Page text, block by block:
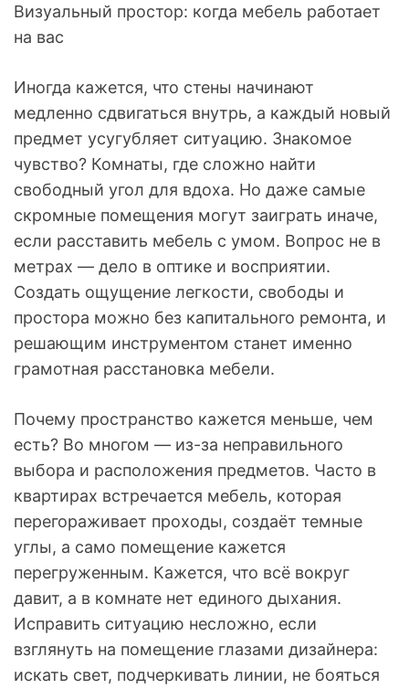
Визуальный простор: когда мебель работает
на вас
Иногда кажется, что стены начинают
медленно сдвигаться внутрь, а каждый новый
предмет усугубляет ситуацию. Знакомое
чувство? Комнаты, где сложно найти
свободный угол для вдоха. Но даже самые
скромные помещения могут заиграть иначе,
если расставить мебель с умом. Вопрос не в
метрах — дело в оптике и восприятии.
Создать ощущение легкости, свободы и
простора можно без капитального ремонта, и
решающим инструментом станет именно
грамотная расстановка мебели.
Почему пространство кажется меньше, чем
есть? Во многом — из-за неправильного
выбора и расположения предметов. Часто в
квартирах встречается мебель, которая
перегораживает проходы, создаёт темные
углы, а само помещение кажется
перегруженным. Кажется, что всё вокруг
давит, а в комнате нет единого дыхания.
Исправить ситуацию несложно, если
взглянуть на помещение глазами дизайнера:
искать свет, подчеркивать линии, не бояться